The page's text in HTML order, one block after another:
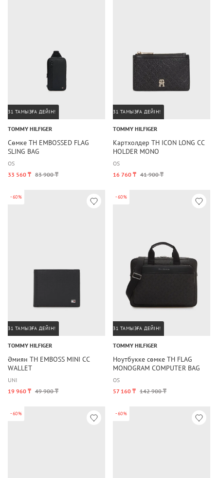
31 ТАМЫЗҒА ДЕЙІН!
TOMMY HILFIGER
Сөмке TH EMBOSSED FLAG
SLING BAG
OS
33 560 ₸ 83 900 ₸
31 ТАМЫЗҒА ДЕЙІН!
TOMMY HILFIGER
Картхолдер TH ICON LONG CC
HOLDER MONO
OS
16 760 ₸ 41 900 ₸
-60%
31 ТАМЫЗҒА ДЕЙІН!
TOMMY HILFIGER
Әмиян TH EMBOSS MINI CC
WALLET
UNI
19 960 ₸ 49 900 ₸
-60%
31 ТАМЫЗҒА ДЕЙІН!
TOMMY HILFIGER
Ноутбукке сөмке TH FLAG
MONOGRAM COMPUTER BAG
OS
57 160 ₸ 142 900 ₸
-60% -60%